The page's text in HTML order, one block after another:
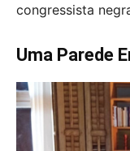
congressista
Uma Parede